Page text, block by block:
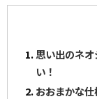
思い出のネ
い！
おおまかな仕